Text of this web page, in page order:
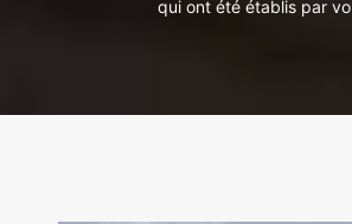
qui ont été établis par